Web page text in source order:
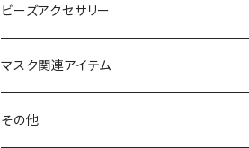
カーアクセサリー
ミニサンキャッチャー
窓用サンキャッチャー
コインケース
長財布
ペンケース
ビーズアクセサリー
チャーム
ストラップ
マスク関連アイテム
その他